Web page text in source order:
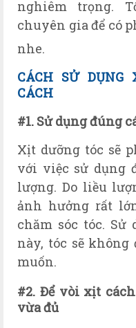
nghiêm trọng.
chuyên gia để có
nhe.
CÁCH SỬ DỤNG
CÁCH
#1. Sử dụng đúng
Xịt dưỡng tóc sẽ
với việc sử dụng
lượng. Do liều
ảnh hưởng rất
chăm sóc tóc.
này, tóc sẽ
muốn.
#2. Để vòi xịt
vừa đủ